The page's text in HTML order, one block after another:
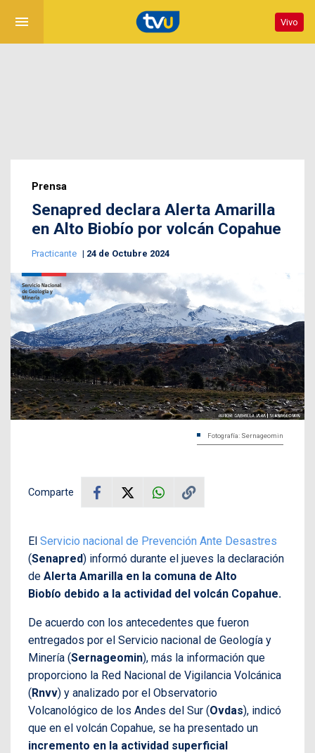
menu Vivo
Prensa
Senapred declara Alerta Amarilla
en Alto Biobío por volcán Copahue
Practicante 24 de Octubre 2024
Fotografía: Sernageomin
Comparte
El Servicio nacional de Prevención Ante Desastres
(Senapred) informó durante el jueves la declaración
de Alerta Amarilla en la comuna de Alto
Biobío debido a la actividad del volcán Copahue.
De acuerdo con los antecedentes que fueron
entregados por el Servicio nacional de Geología y
Minería (Sernageomin), más la información que
proporciono la Red Nacional de Vigilancia Volcánica
(Rnvv) y analizado por el Observatorio
Volcanológico de los Andes del Sur (Ovdas), indicó
que en el volcán Copahue, se ha presentado un
incremento en la actividad superficial